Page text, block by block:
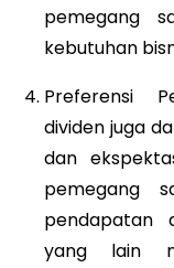
pemegang
kebutuhan
Preferensi
dividen juga
dan
pemegang
pendapatan
yang lain